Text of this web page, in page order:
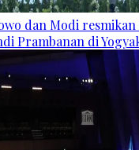
dan Modi resmikan
Prambanan di